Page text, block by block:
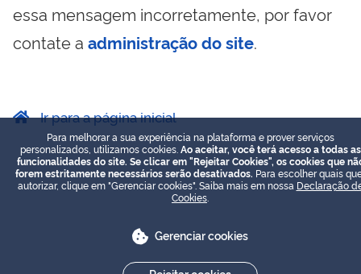
essa mensagem incorretamente, por favor
contate a administração do site.
Ir para a página inicial
Para melhorar a sua experiência na plataforma e prover serviços
personalizados, utilizamos cookies. Ao aceitar, você terá acesso a todas as
funcionalidades do site. Se clicar em "Rejeitar Cookies", os cookies que
forem estritamente necessários serão desativados. Para escolher quais
autorizar, clique em "Gerenciar cookies". Saiba mais em nossa Declaração
Cookies
Gerenciar cookies